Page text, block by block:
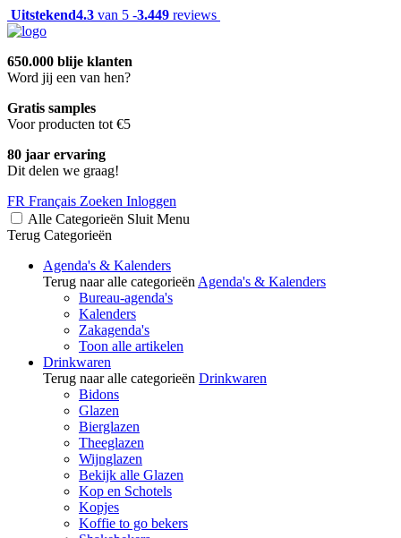
Uitstekend4.3 van 5 -3.449 reviews
650.000 blije klanten
Word jij een van hen?
Gratis samples
Voor producten tot €5
80 jaar ervaring
Dit delen we graag!
FR Français Zoeken Inloggen
Alle Categorieën Sluit Menu
Terug Categorieën
Agenda's & Kalenders
Terug naar alle categorieën Agenda's & Kalenders
Bureau-agenda's
Kalenders
Zakagenda's
Toon alle artikelen
Drinkwaren
Terug naar alle categorieën Drinkwaren
Bidons
Glazen
Bierglazen
Theeglazen
Wijnglazen
Bekijk alle Glazen
Kop en Schotels
Kopjes
Koffie to go bekers